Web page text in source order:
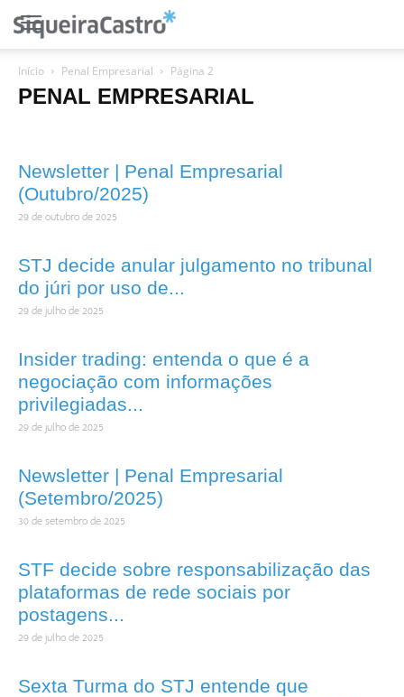
Início Penal Empresarial Página 2
PENAL EMPRESARIAL
Newsletter | Penal Empresarial
(Outubro/2025)
29 de outubro de 2025
STJ decide anular julgamento no tribunal
do júri por uso de...
29 de julho de 2025
Insider trading: entenda o que é a
negociação com informações
privilegiadas...
29 de julho de 2025
Newsletter | Penal Empresarial
(Setembro/2025)
30 de setembro de 2025
STF decide sobre responsabilização das
plataformas de rede sociais por
postagens...
29 de julho de 2025
Sexta Turma do STJ entende que